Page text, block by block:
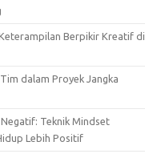
Berpikir Kreatif di
dalam Proyek Jangka
Teknik Mindset
Lebih Positif